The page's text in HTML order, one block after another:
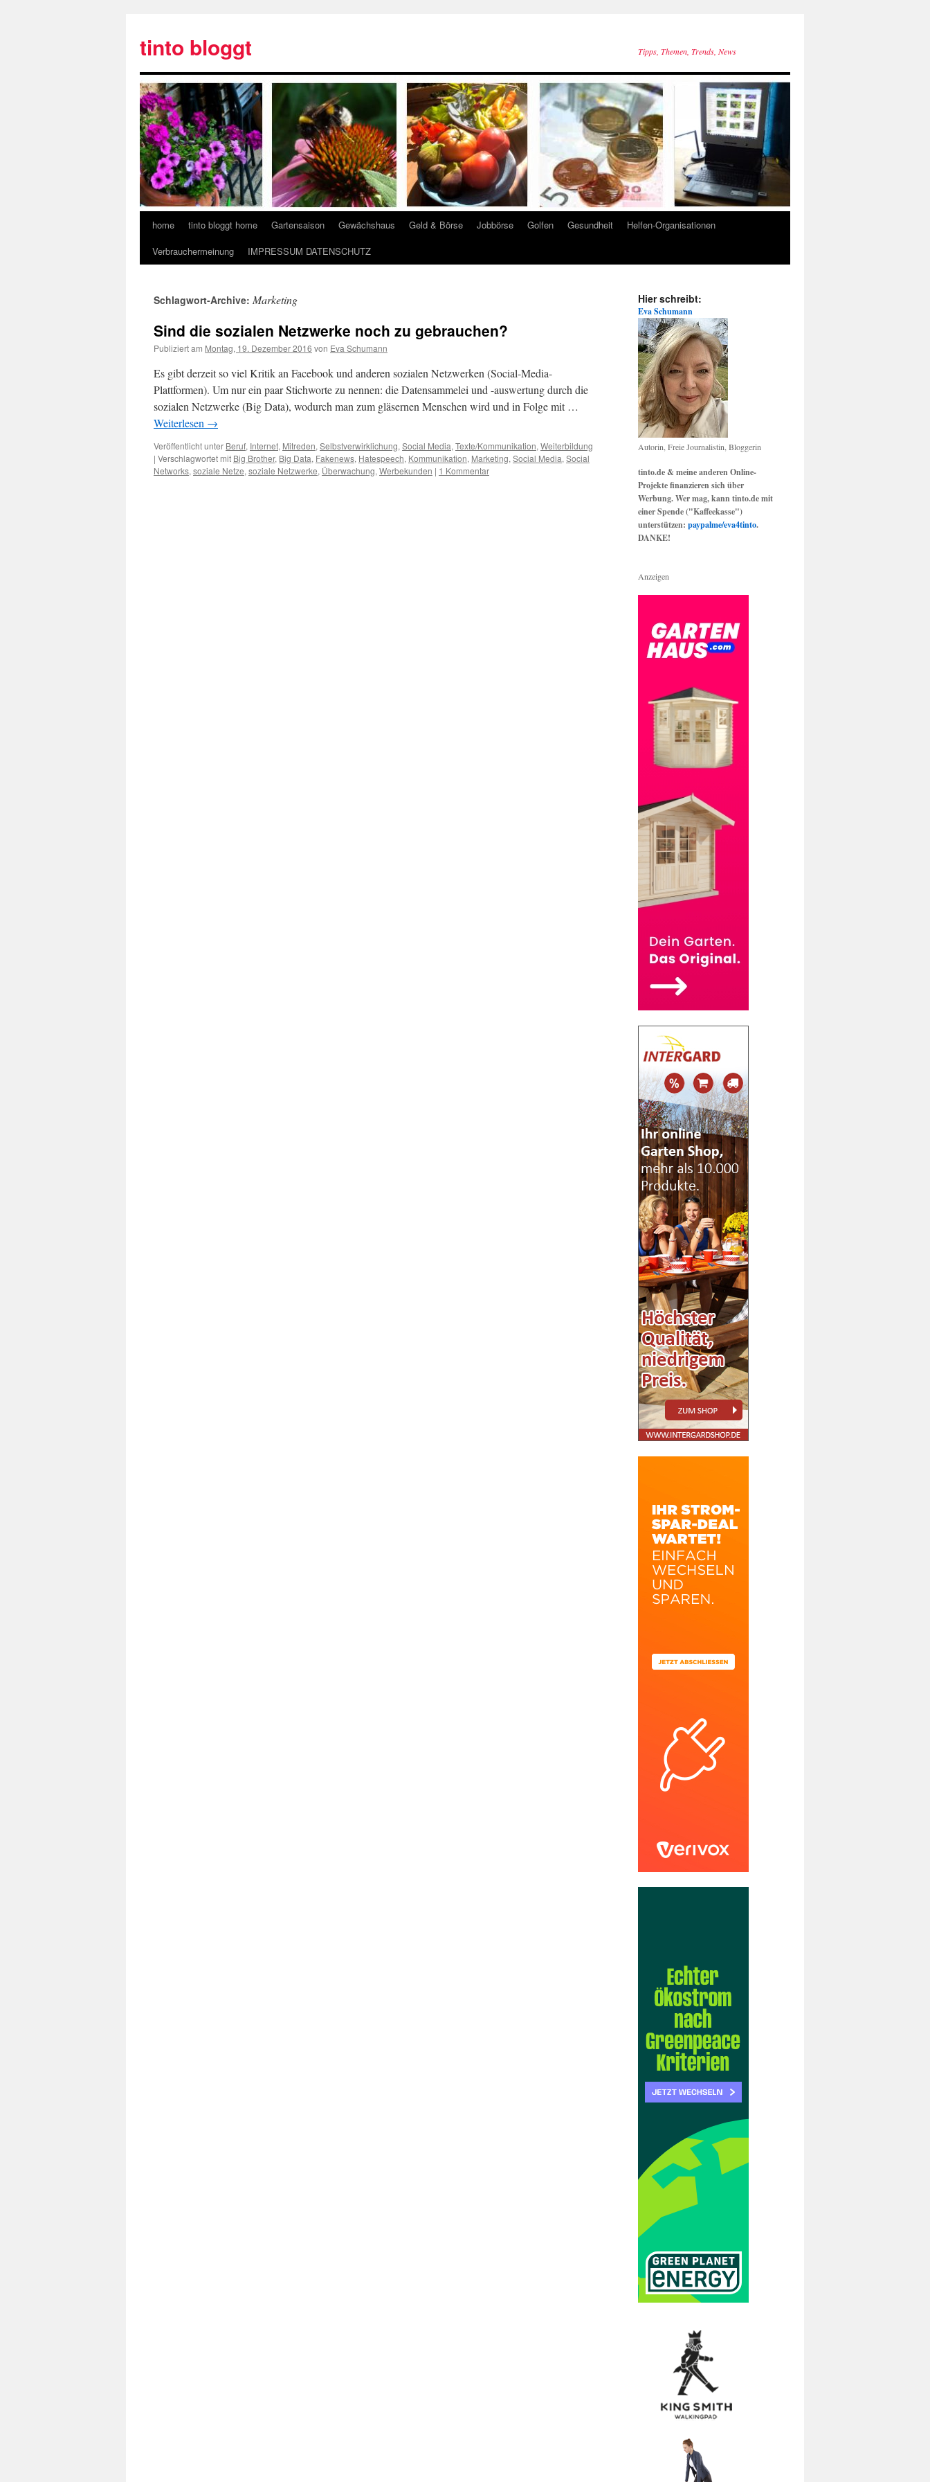
tinto bloggt Tipps, Themen, Trends, News
home tinto bloggt home Gartensaison Gewächshaus Geld & Börse Jobbörse Golfen Gesundheit
Helfen-Organisationen
Verbrauchermeinung
IMPRESSUM DATENSCHUTZ
Schlagwort-Archive: Marketing
Sind die sozialen Netzwerke noch zu gebrauchen?
Publiziert am Montag, 19. Dezember 2016 von Eva Schumann
Es gibt derzeit so viel Kritik an Facebook und anderen sozialen Netzwerken (Social-Media-
Plattformen). Um nur ein paar Stichworte zu nennen: die Datensammelei und -auswertung durch die
sozialen Netzwerke (Big Data), wodurch man zum gläsernen Menschen wird und in Folge mit …
Weiterlesen →
Veröffentlicht unter Beruf, Internet, Mitreden, Selbstverwirklichung, Social Media, Texte/Kommunikation, Weiterbildung
| Verschlagwortet mit Big Brother, Big Data, Fakenews, Hatespeech, Kommunikation, Marketing, Social Media, Social
Networks, soziale Netze, soziale Netzwerke, Überwachung, Werbekunden | 1 Kommentar
Hier schreibt:
Eva Schumann
Autorin, Freie Journalistin, Bloggerin
tinto.de & meine anderen Online-
Projekte finanzieren sich über
Werbung. Wer mag, kann tinto.de mit
einer Spende ("Kaffeekasse")
unterstützen: paypalme/eva4tinto.
DANKE!
Anzeigen